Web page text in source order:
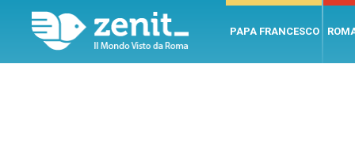
PAPA FRANCESCO